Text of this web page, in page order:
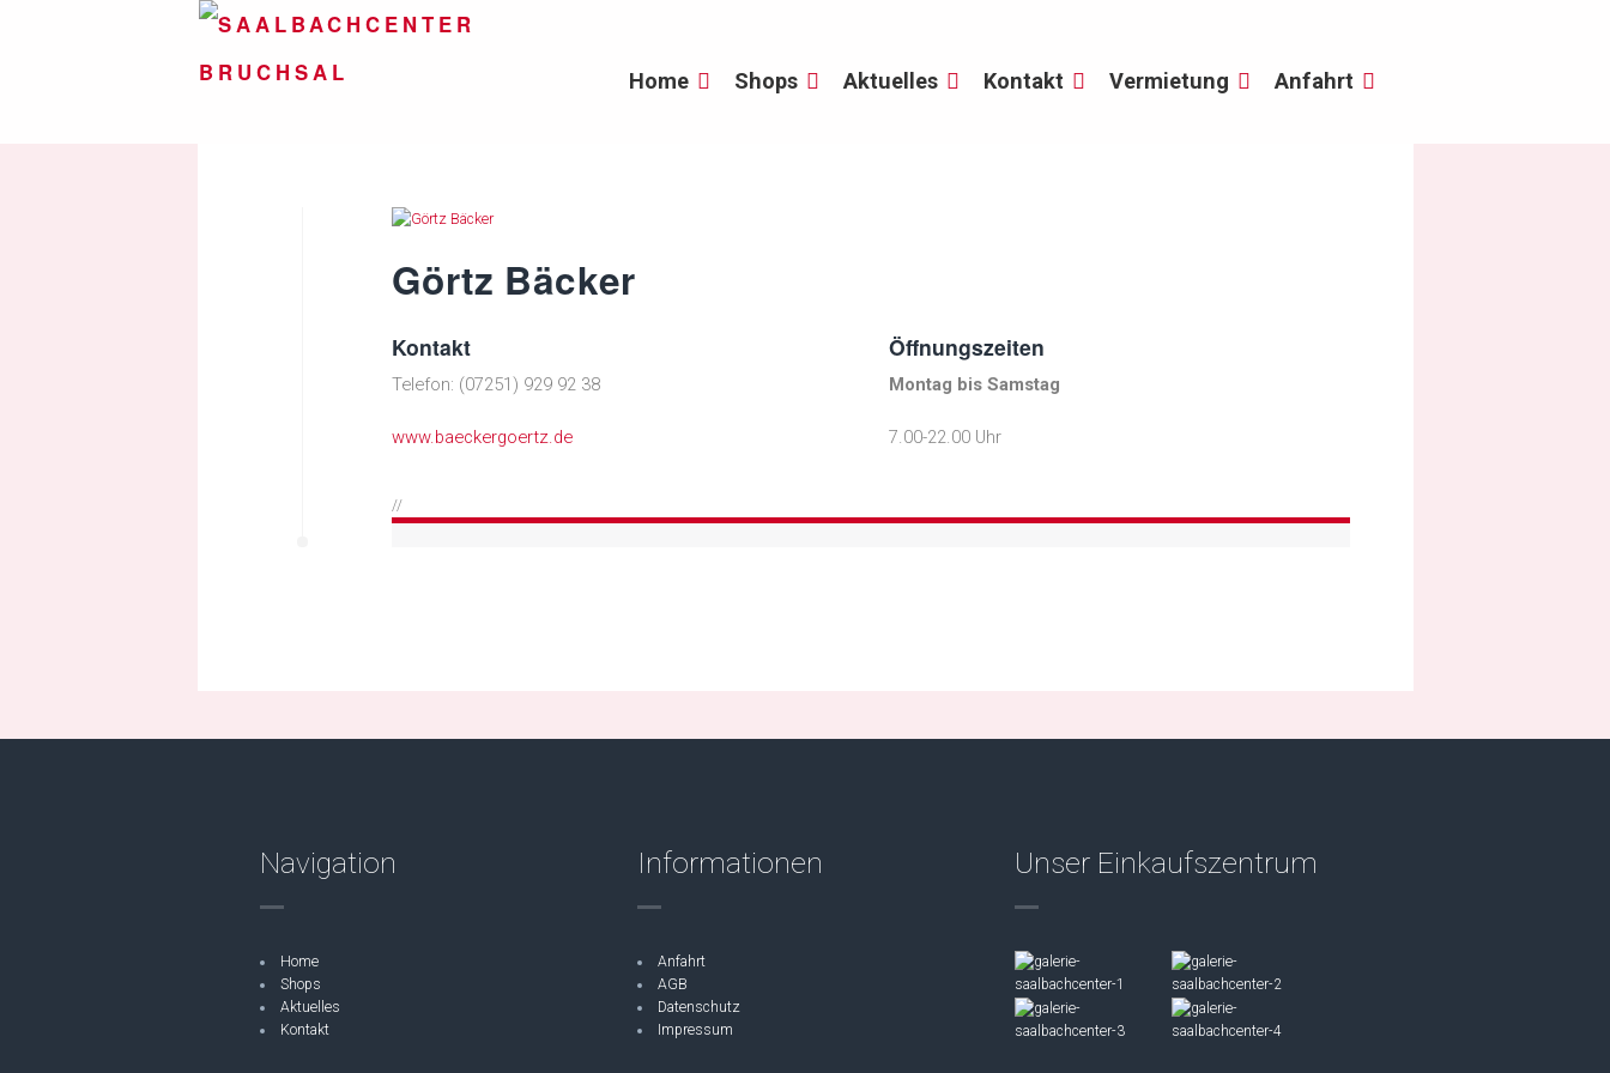
Home Shops Aktuelles Kontakt Vermietung Anfahrt
Görtz Bäcker
Kontakt
Telefon: (07251) 929 92 38
www.baeckergoertz.de
Öffnungszeiten
Montag bis Samstag
7.00-22.00 Uhr
//
Navigation
Home
Shops
Aktuelles
Kontakt
Informationen
Anfahrt
AGB
Datenschutz
Impressum
Unser Einkaufszentrum